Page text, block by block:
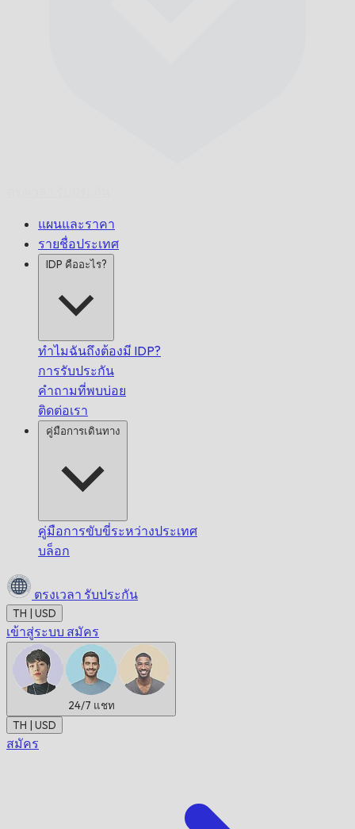
แผนและราคา
รายชื่อประเทศ
IDP คืออะไร?
ทำไมฉันถึงต้องมี IDP?
การรับประกัน
คำถามที่พบบ่อย
ติดต่อเรา
คู่มือการเดินทาง
คู่มือการขับขี่ระหว่างประเทศ
บล็อก
ตรงเวลา รับประกัน
TH | USD
เข้าสู่ระบบ สมัคร
24/7 แชท
TH | USD
สมัคร